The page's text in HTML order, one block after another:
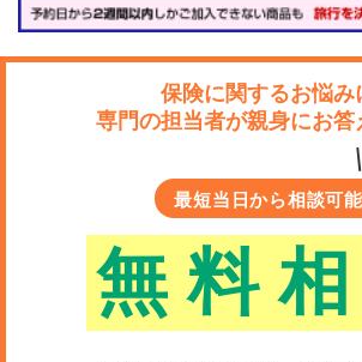
保険に関するお悩み
専門の担当者が親身にお答
最短当日から相談可能
無 料 相